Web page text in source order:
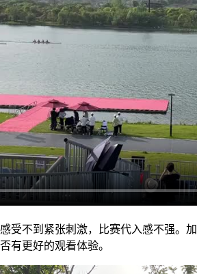
受不到紧张刺激，比赛代入感不强。
有更好的观看体验。